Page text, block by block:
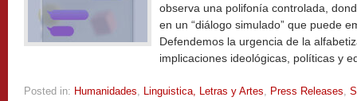
observa una polifonía controlada,
en un “diálogo simulado” que puede
Defendemos la urgencia de la
implicaciones ideológicas, políticas y
Posted in: Humanidades, Linguistica, Letras y Artes, Press Releases,